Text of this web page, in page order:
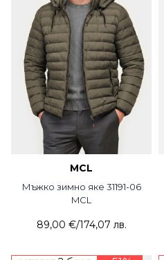
MCL
Мъжко зимно яке 31191-06
MCL
89,00 €/174,07 лв.